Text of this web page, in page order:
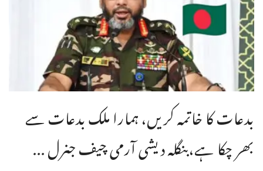
بدعات کا خاتمہ کریں، ہمارا ملک بدعات سے
بھر چکا ہے،بنگله دیشی آرمی چیف جنرل ...